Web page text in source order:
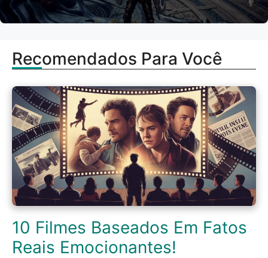
Recomendados Para Você
10 Filmes Baseados Em Fatos
Reais Emocionantes!